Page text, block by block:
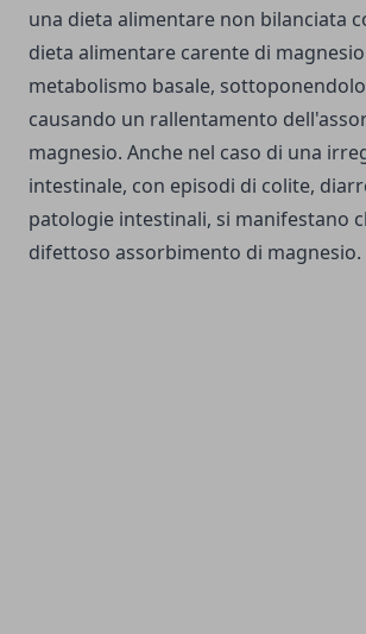
una dieta alimentare non bilanciata
dieta alimentare carente di
metabolismo basale,
causando un rallentamento
magnesio. Anche nel caso di una
intestinale, con episodi di colite,
patologie intestinali, si manifestano
difettoso assorbimento di magnesio.